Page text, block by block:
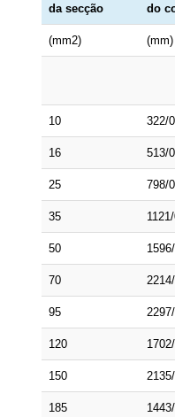
da secção
do
(mm2) (mm)
10 322/
16 513/
25 798/
35
50
70
95
120
150
185